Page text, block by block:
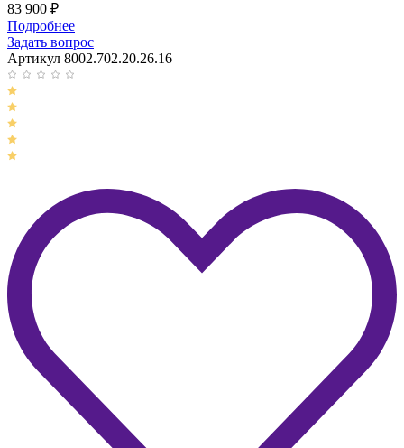
83 900 ₽
Подробнее
Задать вопрос
Артикул 8002.702.20.26.16